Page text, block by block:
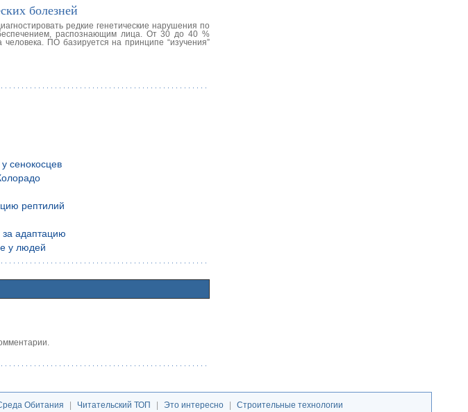
болезней
редкие генетические нарушения по
распознающим лица. От 30 до 40 %
ПО базируется на принципе “изучения”
сенокосцев
рептилий
адаптацию
у людей
Обитания | Читательский ТОП | Это интересно | Строительные технологии